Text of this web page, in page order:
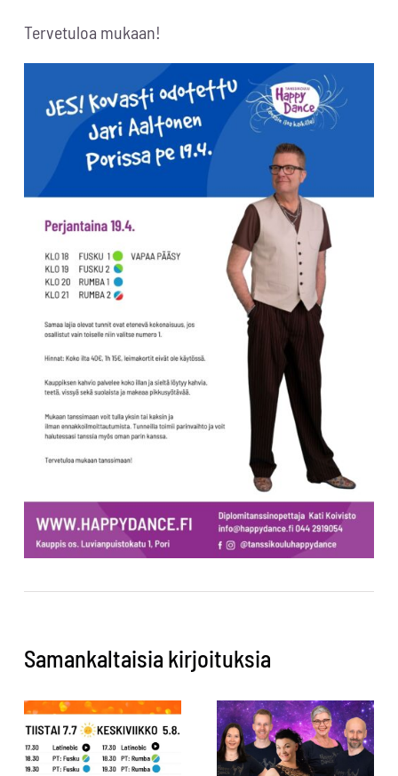
Tervetuloa mukaan!
Samankaltaisia kirjoituksia